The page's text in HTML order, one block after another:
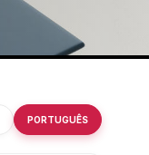
PORTUGUÊS